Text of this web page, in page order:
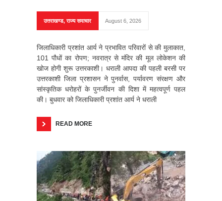
उत्तराखण्ड,राज्य समाचार August 6, 2026
जिलाधिकारी प्रशांत आर्य ने प्रभावित परिवारों से की मुलाकात,
101 पौधों का रोपण; नवरात्र से मंदिर की मूल लोकेशन की
खोज होगी शुरू उत्तरकाशी। धराली आपदा की पहली बरसी पर
उत्तरकाशी जिला प्रशासन ने पुनर्वास, पर्यावरण संरक्षण और
सांस्कृतिक धरोहरों के पुनर्जीवन की दिशा में महत्वपूर्ण पहल
की। बुधवार को जिलाधिकारी प्रशांत आर्य ने धराली
READ MORE